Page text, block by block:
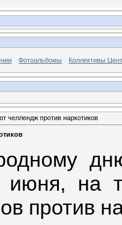
Фотоальбомы Коллективы
челлендж против наркотиков
июня, на
против